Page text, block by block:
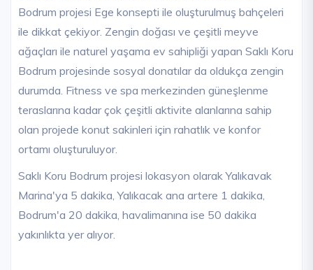
Bodrum projesi Ege konsepti ile oluşturulmuş bahçeleri
ile dikkat çekiyor. Zengin doğası ve çeşitli meyve
ağaçları ile naturel yaşama ev sahipliği yapan Saklı Koru
Bodrum projesinde sosyal donatılar da oldukça zengin
durumda. Fitness ve spa merkezinden güneşlenme
teraslarına kadar çok çeşitli aktivite alanlarına sahip
olan projede konut sakinleri için rahatlık ve konfor
ortamı oluşturuluyor.
Saklı Koru Bodrum projesi lokasyon olarak Yalıkavak
Marina'ya 5 dakika, Yalıkacak ana artere 1 dakika,
Bodrum'a 20 dakika, havalimanına ise 50 dakika
yakınlıkta yer alıyor.